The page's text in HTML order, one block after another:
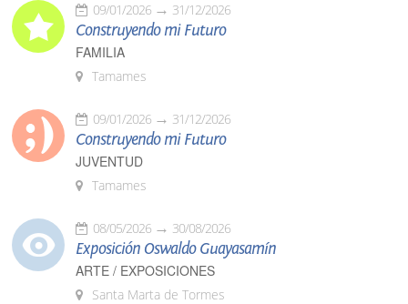
09/01/2026 31/12/2026
Construyendo mi Futuro
FAMILIA
Tamames
09/01/2026 31/12/2026
Construyendo mi Futuro
JUVENTUD
Tamames
08/05/2026 30/08/2026
Exposición Oswaldo Guayasamín
ARTE / EXPOSICIONES
Santa Marta de Tormes